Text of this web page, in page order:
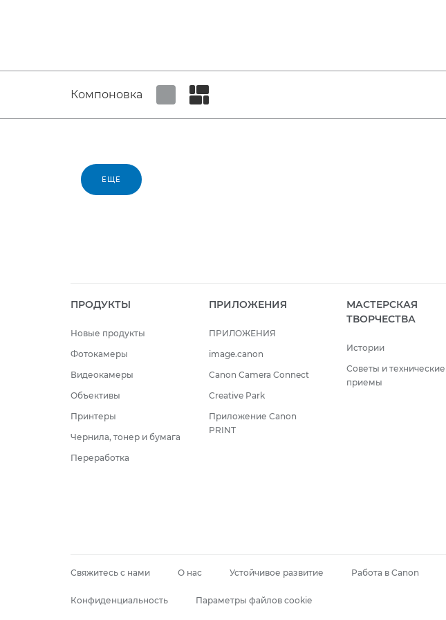
Компоновка
ЕЩЕ
ПРОДУКТЫ
Новые продукты
Фотокамеры
Видеокамеры
Объективы
Принтеры
Чернила, тонер и бумага
Переработка
ПРИЛОЖЕНИЯ
ПРИЛОЖЕНИЯ
image.canon
Canon Camera Connect
Creative Park
Приложение Canon
PRINT
МАСТЕРСКАЯ
ТВОРЧЕСТВА
Истории
Советы и технические
приемы
Свяжитесь с нами О нас Устойчивое развитие Работа в Canon
Конфиденциальность Параметры файлов cookie